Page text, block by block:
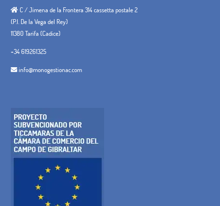
C / Jimena de la Frontera 314 cassetta postale 2
(P.I. De la Vega del Rey)
11380 Tarifa (Cadice)
+34 619261325
info@monogestionac.com